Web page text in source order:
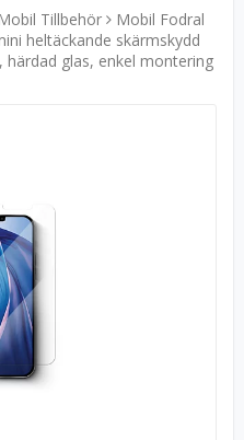
Tillbehör
Mobil Fodral
heltäckande skärmskydd
glas, enkel montering